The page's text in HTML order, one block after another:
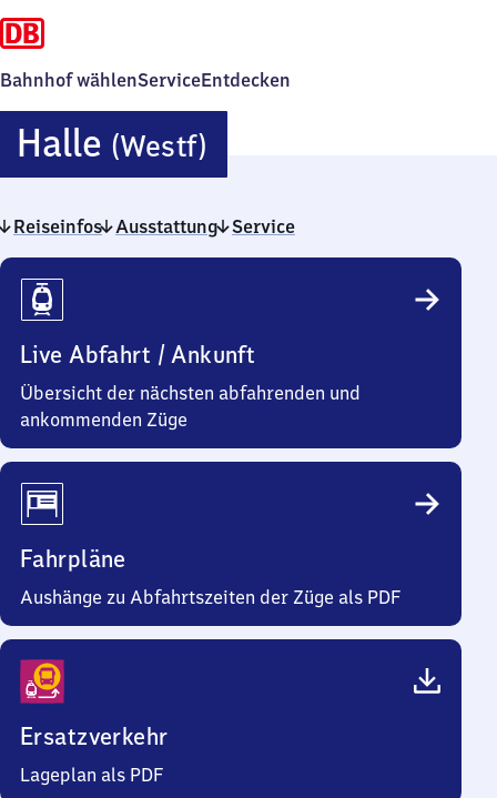
Bahnhof wählenServiceEntdecken
Halle (Westf)
(Westfalen)
Reiseinfos Ausstattung Service
Reiseinfos
Live Abfahrt / Ankunft
Übersicht der nächsten abfahrenden und
ankommenden Züge
Fahrpläne
Aushänge zu Abfahrtszeiten der Züge als PDF
Ersatzverkehr
Lageplan als PDF